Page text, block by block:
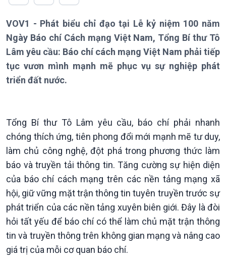
Thời sự
Thời sự 6h
Thời sự 12h
Thời sự 18h
Thời sự 21h30
Chính trị
Tin Chính trị
Chính phủ với người dân
Quốc hội với cử tri
Xây dựng đảng
Đảng trong cuộc sống
Nhận diện sự thật
Thế giới
Tin thế giới
Vấn đề quốc tế
Hồ sơ sự kiện quốc tế
Thế giới & Việt Nam
Biên cương - Một dải vững
VOV1 - Phát biểu chỉ đạo tại Lễ kỷ niệm 100 năm
Ngày Báo chí Cách mạng Việt Nam, Tổng Bí thư Tô
Lâm yêu cầu: Báo chí cách mạng Việt Nam phải tiếp
tục vươn mình mạnh mẽ phục vụ sự nghiệp phát
triển đất nước.
Tổng Bí thư Tô Lâm yêu cầu, báo chí phải nhanh
chóng thích ứng, tiên phong đổi mới mạnh mẽ tư duy,
làm chủ công nghệ, đột phá trong phương thức làm
báo và truyền tải thông tin. Tăng cường sự hiện diện
của báo chí cách mạng trên các nền tảng mạng xã
hội, giữ vững mặt trận thông tin tuyên truyền trước sự
phát triển của các nền tảng xuyên biên giới. Đây là đòi
hỏi tất yếu để báo chí có thể làm chủ mặt trận thông
tin và truyền thông trên không gian mạng và nâng cao
giá trị của mỗi cơ quan báo chí.